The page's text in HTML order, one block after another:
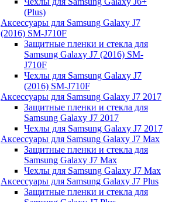
(Plus)
Аксессуары для Samsung Galaxy J7
(2016) SM-J710F
Защитные пленки и стекла для
Samsung Galaxy J7 (2016) SM-
J710F
Чехлы для Samsung Galaxy J7
(2016) SM-J710F
Аксессуары для Samsung Galaxy J7 2017
Защитные пленки и стекла для
Samsung Galaxy J7 2017
Чехлы для Samsung Galaxy J7 2017
Аксессуары для Samsung Galaxy J7 Max
Защитные пленки и стекла для
Samsung Galaxy J7 Max
Чехлы для Samsung Galaxy J7 Max
Аксессуары для Samsung Galaxy J7 Plus
Защитные пленки и стекла для